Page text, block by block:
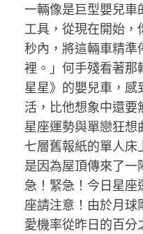
一輛像是巨型嬰兒車
工具，從現在開始
秒內，將這輛車精準
裡。」何手殘看著那
星星》的嬰兒車，感
活，比他想象中還要
星座運勢與單戀狂想
七層舊報紙的單人床
是因為屋頂傳來了一
急！緊急！今日星
座請注意！由於月
愛機率從昨日的百分